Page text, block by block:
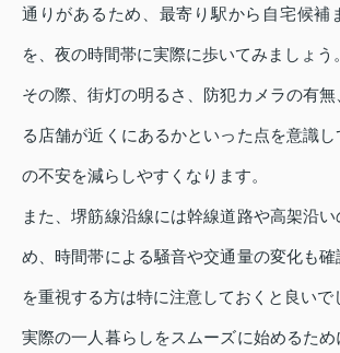
通りがあるため、最寄り駅から自宅候補
を、夜の時間帯に実際に歩いてみましょう。
その際、街灯の明るさ、防犯カメラの有
る店舗が近くにあるかといった点を意識
の不安を減らしやすくなります。
また、堺筋線沿線には幹線道路や高架沿
め、時間帯による騒音や交通量の変化も
を重視する方は特に注意しておくと良いで
実際の一人暮らしをスムーズに始めるた